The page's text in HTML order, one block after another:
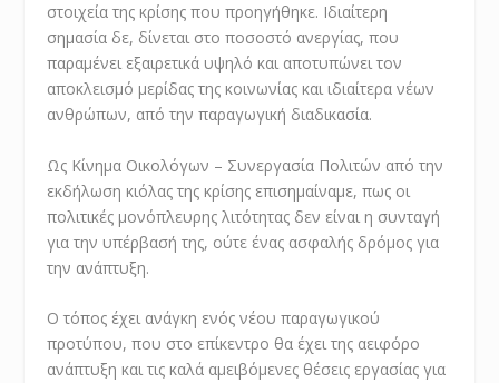
στοιχεία της κρίσης που προηγήθηκε. Ιδιαίτερη
σημασία δε, δίνεται στο ποσοστό ανεργίας, που
παραμένει εξαιρετικά υψηλό και αποτυπώνει τον
αποκλεισμό μερίδας της κοινωνίας και ιδιαίτερα νέων
ανθρώπων, από την παραγωγική διαδικασία.
Ως Κίνημα Οικολόγων – Συνεργασία Πολιτών από την
εκδήλωση κιόλας της κρίσης επισημαίναμε, πως οι
πολιτικές μονόπλευρης λιτότητας δεν είναι η συνταγή
για την υπέρβασή της, ούτε ένας ασφαλής δρόμος για
την ανάπτυξη.
Ο τόπος έχει ανάγκη ενός νέου παραγωγικού
προτύπου, που στο επίκεντρο θα έχει της αειφόρο
ανάπτυξη και τις καλά αμειβόμενες θέσεις εργασίας για